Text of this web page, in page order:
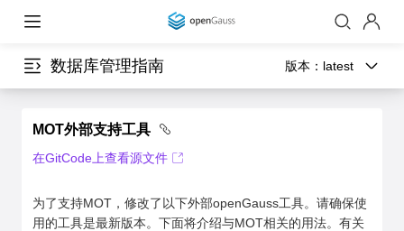
数据库管理指南 版本： latest
MOT外部支持工具
在GitCode上查看源文件
为了支持MOT，修改了以下外部openGauss工具。请确保使
用的工具是最新版本。下面将介绍与MOT相关的用法。有关